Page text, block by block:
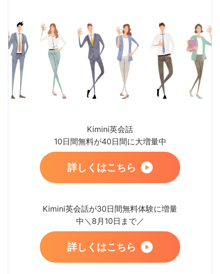
Kimini英会話
10日間無料が40日間に大増量中
詳しくはこちら
Kimini英会話が30日間無料体験に増量
中＼8月10日まで／
詳しくはこちら